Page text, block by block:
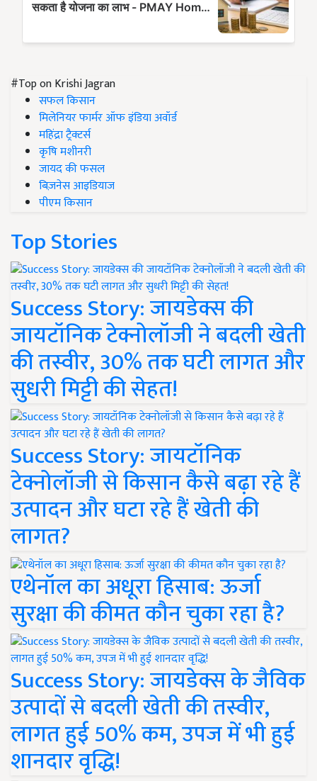
#Top on Krishi Jagran
सफल किसान
मिलेनियर फार्मर ऑफ इंडिया अवॉर्ड
महिंद्रा ट्रैक्टर्स
कृषि मशीनरी
जायद की फसल
बिज़नेस आइडियाज
पीएम किसान
Top Stories
Success Story: जायडेक्स की
जायटॉनिक टेक्नोलॉजी ने बदली खेती
की तस्वीर, 30% तक घटी लागत और
सुधरी मिट्टी की सेहत!
Success Story: जायटॉनिक
टेक्नोलॉजी से किसान कैसे बढ़ा रहे हैं
उत्पादन और घटा रहे हैं खेती की
लागत?
एथेनॉल का अधूरा हिसाब: ऊर्जा
सुरक्षा की कीमत कौन चुका रहा है?
Success Story: जायडेक्स के जैविक
उत्पादों से बदली खेती की तस्वीर,
लागत हुई 50% कम, उपज में भी हुई
शानदार वृद्धि!